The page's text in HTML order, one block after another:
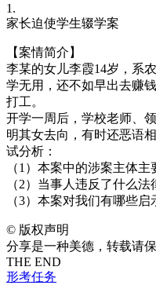
1.
家长迫使学生辍学案
【案情简介】
李某的女儿李霞14岁，系
学无用，还不如早出去赚
打工。
开学一周后，学校老师、
明其女去向，有时还恶语
试分析：
（1）本案中的涉案主体主
（2）当事人违反了什么
（3）本案对我们有哪些启
© 版权声明
分享是一种美德，转载请
THE END
形考任务